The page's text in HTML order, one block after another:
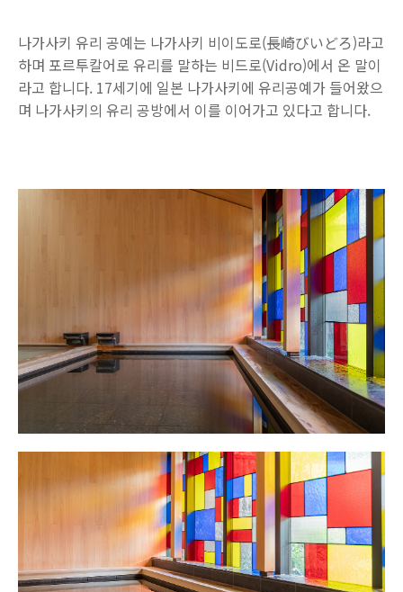
나가사키 유리 공예는 나가사키 비이도로(長崎びいどろ)라고
하며 포르투칼어로 유리를 말하는 비드로(Vidro)에서 온 말이
라고 합니다. 17세기에 일본 나가사키에 유리공예가 들어왔으
며 나가사키의 유리 공방에서 이를 이어가고 있다고 합니다.